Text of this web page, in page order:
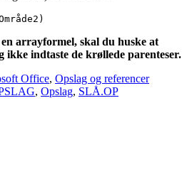
arrayformel, skal du huske at
indtaste de krøllede parenteser.
Office, Opslag og referencer
, Opslag, SLÅ.OP